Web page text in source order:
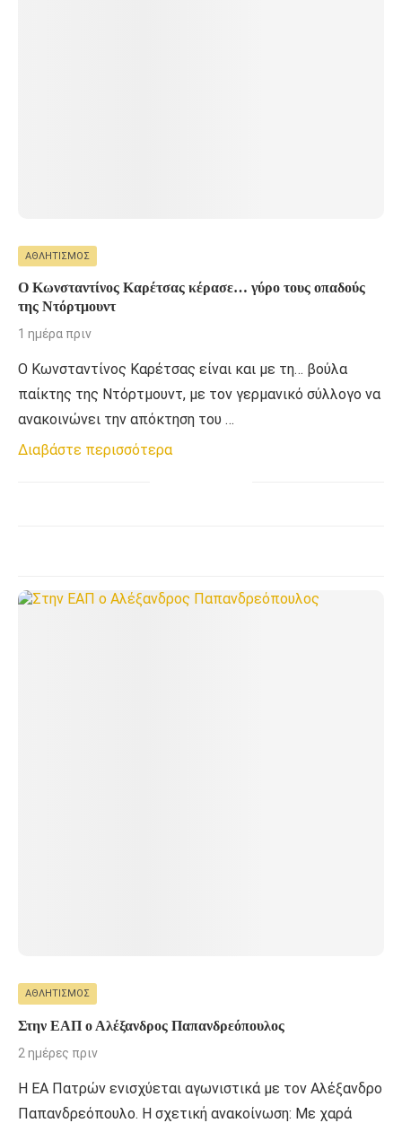
ΑΘΛΗΤΙΣΜΌΣ
Ο Κωνσταντίνος Καρέτσας κέρασε… γύρο τους οπαδούς
της Ντόρτμουντ
1 ημέρα πριν
Ο Κωνσταντίνος Καρέτσας είναι και με τη… βούλα
παίκτης της Ντόρτμουντ, με τον γερμανικό σύλλογο να
ανακοινώνει την απόκτηση του …
Διαβάστε περισσότερα
ΑΘΛΗΤΙΣΜΌΣ
Στην ΕΑΠ ο Αλέξανδρος Παπανδρεόπουλος
2 ημέρες πριν
Η ΕΑ Πατρών ενισχύεται αγωνιστικά με τον Αλέξανδρο
Παπανδρεόπουλο. Η σχετική ανακοίνωση: Με χαρά